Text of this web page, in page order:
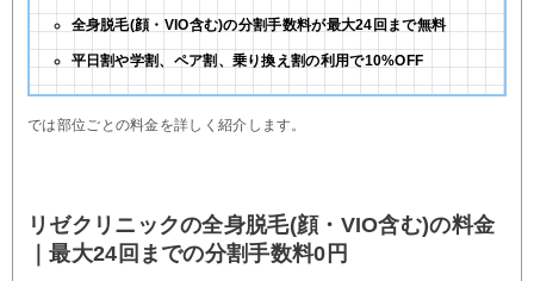
全身脱毛(顔・VIO含む)の分割手数料が最大24回まで無料
平日割や学割、ペア割、乗り換え割の利用で10%OFF
では部位ごとの料金を詳しく紹介します。
リゼクリニックの全身脱毛(顔・VIO含む)の料金
｜最大24回までの分割手数料0円